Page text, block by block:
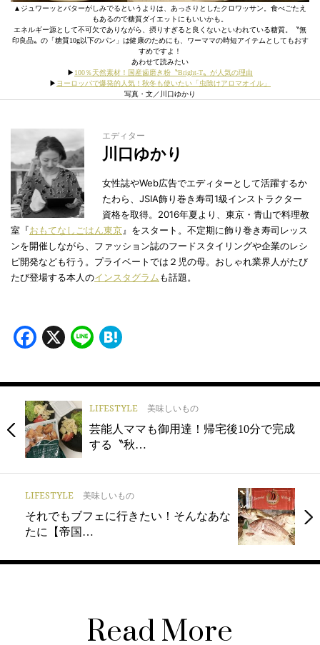
▲ジュワーッとバターがしみでるというよりは、あっさりとしたクロワッサン。食べごたえ
もあるので糖質ダイエットにもいいかも。
エネルギー源として不可欠でありながら、摂りすぎると良くないといわれている糖質。〝無
印良品〟の「糖質10g以下のパン」は健康のためにも、ワーママの時短アイテムとしてもおす
すめですよ！
あわせて読みたい
▶︎ 100％天然素材！国産歯磨き粉〝Bright-T〟が人気の理由
▶︎ ヨーロッパで爆発的人気！秋冬も使いたい「虫除けアロマオイル」
写真・文／川口ゆかり
エディター
川口ゆかり
女性誌やWeb広告でエディターとして活躍するか
たわら、JSIA飾り巻き寿司1級インストラクター
資格を取得。2016年夏より、東京・青山で料理教
室『おもてなしごはん東京』をスタート。不定期に飾り巻き寿司レッス
ンを開催しながら、ファッション誌のフードスタイリングや企業のレシ
ピ開発なども行う。プライベートでは２児の母。おしゃれ業界人がたび
たび登場する本人のインスタグラムも話題。
Facebook
X Line
LIFESTYLE 美味しいもの
芸能人ママも御用達！帰宅後10分で完成
する〝秋…
LIFESTYLE 美味しいもの
それでもブフェに行きたい！そんなあな
たに【帝国…
Read More